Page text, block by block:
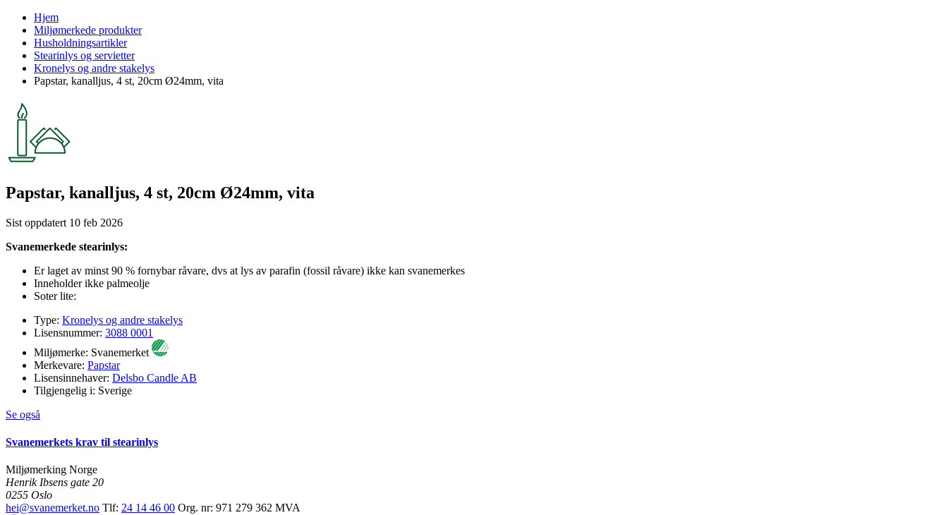
Hjem
Miljømerkede produkter
Husholdningsartikler
Stearinlys og servietter
Kronelys og andre stakelys
Papstar, kanalljus, 4 st, 20cm Ø24mm, vita
Papstar, kanalljus, 4 st, 20cm Ø24mm, vita
Sist oppdatert 10 feb 2026
Svanemerkede stearinlys:
Er laget av minst 90 % fornybar råvare, dvs at lys av parafin (fossil råvare) ikke kan svanemerkes
Inneholder ikke palmeolje
Soter lite:
Type: Kronelys og andre stakelys
Lisensnummer: 3088 0001
Miljømerke: Svanemerket
Merkevare: Papstar
Lisensinnehaver: Delsbo Candle AB
Tilgjengelig i: Sverige
Se også
Svanemerkets krav til stearinlys
Miljømerking Norge
Henrik Ibsens gate 20
0255 Oslo
hei@svanemerket.no Tlf: 24 14 46 00 Org. nr: 971 279 362 MVA